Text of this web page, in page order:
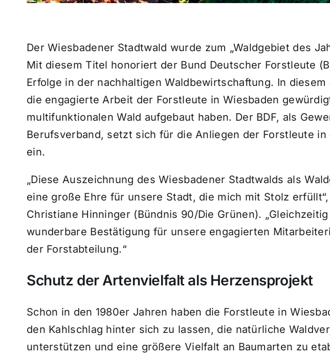
Der Wiesbadener Stadtwald wurde zum „Waldgebiet des
Mit diesem Titel honoriert der Bund Deutscher Forstleute
Erfolge in der nachhaltigen Waldbewirtschaftung. In
die engagierte Arbeit der Forstleute in Wiesbaden
multifunktionalen Wald aufgebaut haben. Der BDF, als
Berufsverband, setzt sich für die Anliegen der Forstleute in
ein.
„Diese Auszeichnung des Wiesbadener Stadtwalds als
eine große Ehre für unsere Stadt, die mich mit Stolz
Christiane Hinninger (Bündnis 90/Die Grünen).
wunderbare Bestätigung für unsere engagierten
der Forstabteilung.“
Schutz der Artenvielfalt als Herzensprojekt
Schon in den 1980er Jahren haben die Forstleute in
den Kahlschlag hinter sich zu lassen, die natürliche
unterstützen und eine größere Vielfalt an Baumarten zu